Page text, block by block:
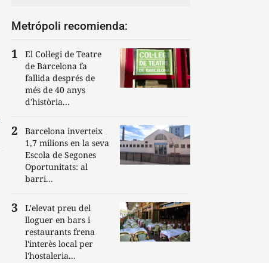
Metrópoli recomienda:
El Col·legi de Teatre
de Barcelona fa
fallida després de
més de 40 anys
d'història...
Barcelona inverteix
1,7 milions en la seva
Escola de Segones
Oportunitats: al
barri...
L'elevat preu del
lloguer en bars i
restaurants frena
l'interès local per
l'hostaleria...